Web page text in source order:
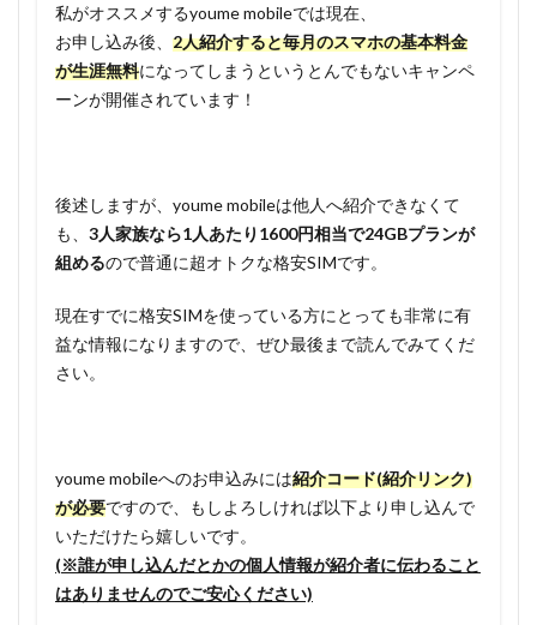
私がオススメするyoume mobileでは現在、
お申し込み後、 2人紹介すると毎月のスマホの基本料金
が生涯無料になってしまうというとんでもないキャンペ
ーンが開催されています！
後述しますが、youme mobileは他人へ紹介できなくて
も、 3人家族なら1人あたり1600円相当で24GBプランが
組めるので普通に超オトクな格安SIMです。
現在すでに格安SIMを使っている方にとっても非常に有
益な情報になりますので、ぜひ最後まで読んでみてくだ
さい。
youme mobileへのお申込みには紹介コード(紹介リンク)
が必要ですので、もしよろしければ以下より申し込んで
いただけたら嬉しいです。
(※誰が申し込んだとかの個人情報が紹介者に伝わること
はありませんのでご安心ください)